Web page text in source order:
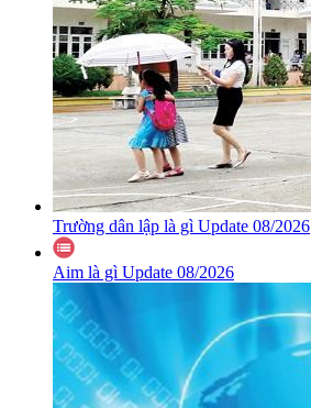
Trường dân lập là gì Update 08/2026
Aim là gì Update 08/2026